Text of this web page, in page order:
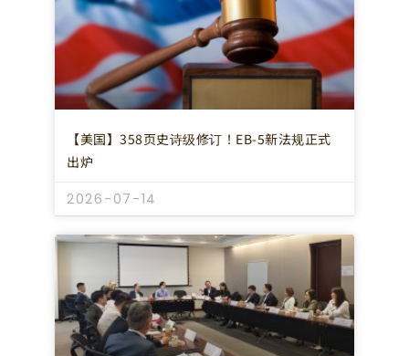
【美国】358页史诗级修订！EB-5新法规正式
出炉
2026-07-14